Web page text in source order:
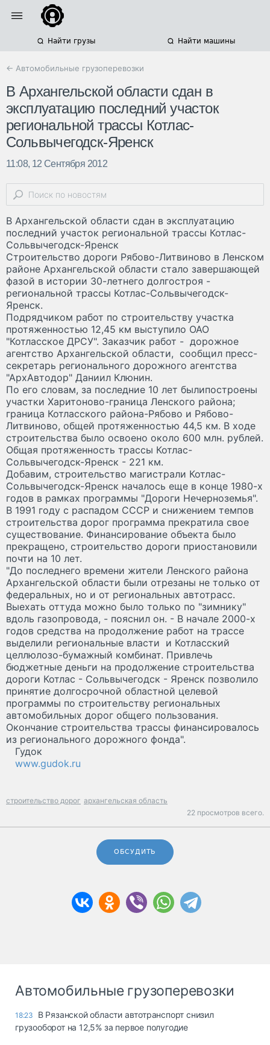
Найти грузы Найти машины
← Автомобильные грузоперевозки
В Архангельской области сдан в
эксплуатацию последний участок
региональной трассы Котлас-
Сольвычегодск-Яренск
11:08, 12 Сентября 2012
В Архангельской области сдан в эксплуатацию
последний участок региональной трассы Котлас-
Сольвычегодск-Яренск
Строительство дороги Рябово-Литвиново в Ленском
районе Архангельской области стало завершающей
фазой в истории 30-летнего долгостроя -
региональной трассы Котлас-Сольвычегодск-
Яренск.
Подрядчиком работ по строительству участка
протяженностью 12,45 км выступило ОАО
"Котласское ДРСУ". Заказчик работ - дорожное
агентство Архангельской области, сообщил пресс-
секретарь регионального дорожного агентства
"АрхАвтодор" Даниил Клюнин.
По его словам, за последние 10 лет былипостроены
участки Харитоново-граница Ленского района;
граница Котласского района-Рябово и Рябово-
Литвиново, общей протяженностью 44,5 км. В ходе
строительства было освоено около 600 млн. рублей.
Общая протяженность трассы Котлас-
Сольвычегодск-Яренск - 221 км.
Добавим, строительство магистрали Котлас-
Сольвычегодск-Яренск началось еще в конце 1980-х
годов в рамках программы "Дороги Нечерноземья".
В 1991 году с распадом СССР и снижением темпов
строительства дорог программа прекратила свое
существование. Финансирование объекта было
прекращено, строительство дороги приостановили
почти на 10 лет.
"До последнего времени жители Ленского района
Архангельской области были отрезаны не только от
федеральных, но и от региональных автотрасс.
Выехать оттуда можно было только по "зимнику"
вдоль газопровода, - пояснил он. - В начале 2000-х
годов средства на продолжение работ на трассе
выделили региональные власти и Котласский
целлюлозо-бумажный комбинат. Привлечь
бюджетные деньги на продолжение строительства
дороги Котлас - Сольвычегодск - Яренск позволило
принятие долгосрочной областной целевой
программы по строительству региональных
автомобильных дорог общего пользования.
Окончание строительства трассы финансировалось
из регионального дорожного фонда".
Гудок
www.gudok.ru
строительство дорог архангельская область
22 просмотров всего.
ОБСУДИТЬ
Автомобильные грузоперевозки
18:23
В Рязанской области автотранспорт снизил
грузооборот на 12,5% за первое полугодие